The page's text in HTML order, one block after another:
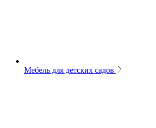
Мебель для детских садов